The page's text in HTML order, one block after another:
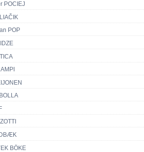
POCIEJ
POP
BÖKE